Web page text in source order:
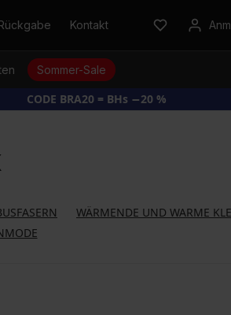
Kontakt
Sommer-Sale
CODE BRA20 = BHs −20 %
WÄRMENDE UND WARME